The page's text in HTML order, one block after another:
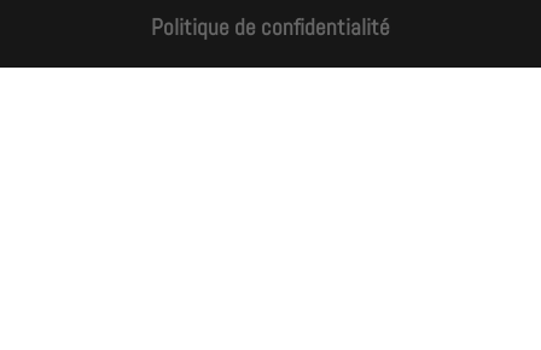
Politique de confidentialité